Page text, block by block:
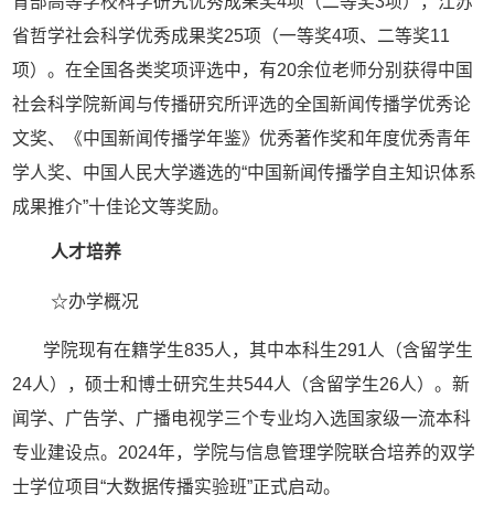
省哲学社会科学优秀成果奖25项（一等奖4项、二等奖11
项）。在全国各类奖项评选中，有20余位老师分别获得中国
社会科学院新闻与传播研究所评选的全国新闻传播学优秀论
文奖、
《中国新闻传播学年鉴》优秀著作奖和年度优秀青年
学人奖、 中国人民大学遴选的“中国新闻传播学自主知识体系
成果推介”十佳论文等奖励。
人才培养
☆办学概况
学院现有在籍学生835人，其中本科生291人（含留学生
24人），硕士和博士研究生共544人（含留学生26人）。新
闻学、广告学、广播电视学三个专业均入选国家级一流本科
专业建设点。 2024年，学院与信息管理学院联合培养的双学
士学位项目“大数据传播实验班”正式启动。